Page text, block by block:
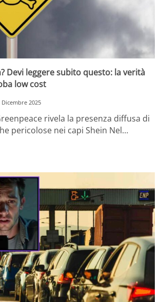
Devi leggere subito questo: la verità
low cost
Dicembre 2025
rivela la presenza diffusa di
pericolose nei capi Shein Nel…